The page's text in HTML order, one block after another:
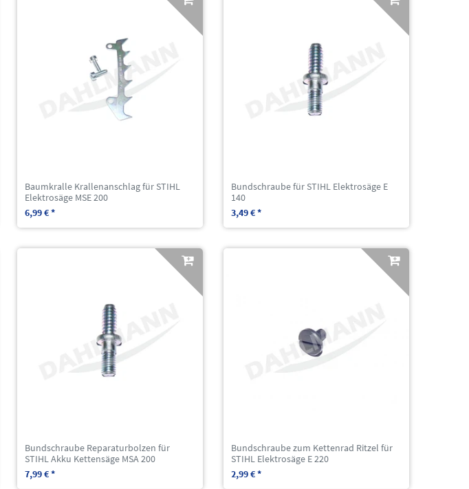
Baumkralle Krallenanschlag für STIHL
Elektrosäge MSE 200
6,99 € *
Bundschraube für STIHL Elektrosäge E
140
3,49 € *
Bundschraube Reparaturbolzen für
STIHL Akku Kettensäge MSA 200
7,99 € *
Bundschraube zum Kettenrad Ritzel für
STIHL Elektrosäge E 220
2,99 € *